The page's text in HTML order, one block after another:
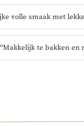
volle smaak met
te bakken en